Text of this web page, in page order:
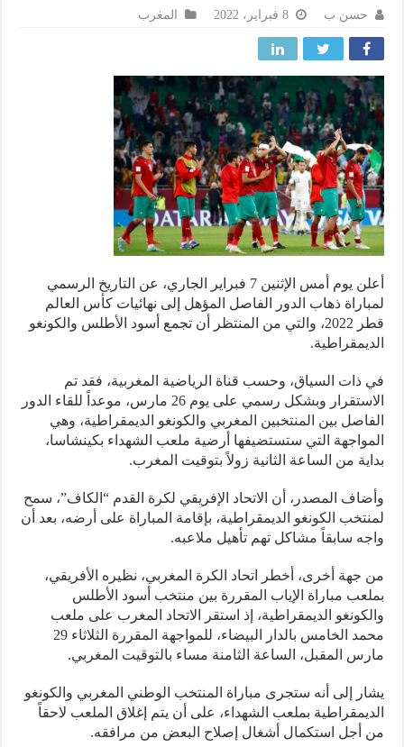
حسن ب المغرب
أعلن يوم أمس الإثنين 7 فبراير الجاري، عن التاريخ الرسمي
ذهاب الدور الفاصل المؤهل إلى نهائيات كأس العالم
قطر 2022، والتي من المنتظر أن تجمع أسود الأطلس والكونغو
ذات السياق، وحسب قناة الرياضية المغربية، فقد تم
الاستقرار وبشكل رسمي على يوم 26 مارس، موعداً للقاء الدور
بين المنتخبين المغربي والكونغو الديمقراطية، وهي
التي ستستضيفها أرضية ملعب الشهداء بكينشاسا،
من الساعة الثانية زولاً بتوقيت المغرب.
المصدر، أن الاتحاد الإفريقي لكرة القدم “الكاف”، سمح
الكونغو الديمقراطية، بإقامة المباراة على أرضه، بعد أن
سابقاً مشاكل تهم تأهيل ملاعبه.
جهة أخرى، أخطر اتحاد الكرة المغربي، نظيره الأفريقي،
مباراة الإياب المقررة بين منتخب أسود الأطلس
الديمقراطية، إذ استقر الاتحاد المغرب على ملعب
محمد الخامس بالدار البيضاء، للمواجهة المقررة الثلاثاء 29
المقبل، الساعة الثامنة مساء بالتوقيت المغربي.
إلى أنه ستجرى مباراة المنتخب الوطني المغربي والكونغو
بملعب الشهداء، على أن يتم إغلاق الملعب لاحقاً
أجل استكمال أشغال إصلاح البعض من مرافقه.